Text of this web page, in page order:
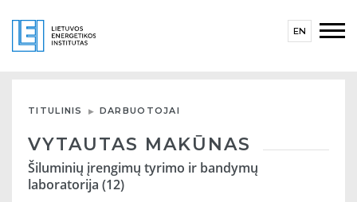
EN
TITULINIS DARBUOTOJAI
VYTAUTAS MAKŪNAS
Šiluminių įrengimų tyrimo ir bandymų
laboratorija (12)